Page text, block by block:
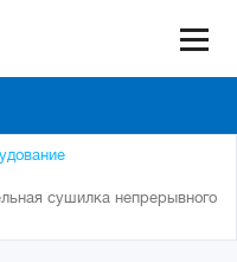
сушилка непрерывного